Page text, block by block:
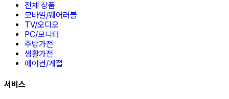
전체 상품
모바일/웨어러블
TV/오디오
PC/모니터
주방가전
생활가전
에어컨/계절
서비스